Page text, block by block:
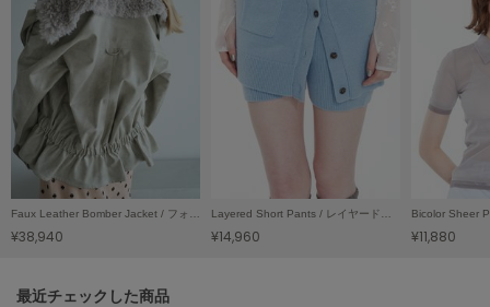
made of Organics
メイドオブオーガニクス
MICHU COQUETTE
ミチュ コケット
MIESROHE
ミースロエ
Faux Leather Bomber Jacket / フォウレザーボンバージャケット
¥38,940
Layered Short Pants / レイヤードショートパンツ
¥14,960 ¥11,880
関連記事
最近チェックした商品